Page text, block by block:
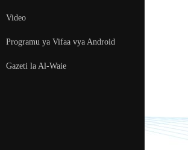
Video
Programu ya Vifaa vya Android
Gazeti la Al-Waie